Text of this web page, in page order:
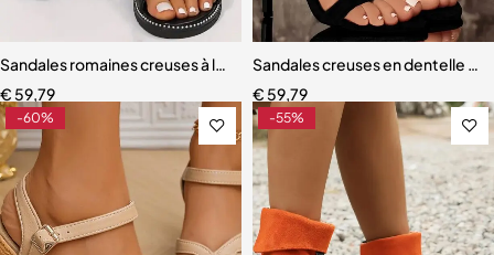
Sandales romaines creuses à lanières croisées pour femmes
€ 59,79
Sandales creuses en dentelle
€ 59,79
-60% -55%